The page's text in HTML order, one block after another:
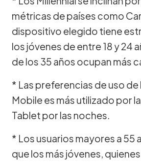
métricas de países como
dispositivo elegido tiene
los jóvenes de entre 18 y 24
de los 35 años ocupan más
* Las preferencias de uso
Mobile es más utilizado por
Tablet por las noches.
* Los usuarios mayores a
que los más jóvenes,